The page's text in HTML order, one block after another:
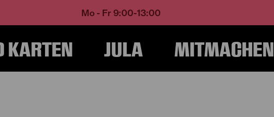
Mo - Fr 9:00-13:00
KARTEN JULA MITMACHEN